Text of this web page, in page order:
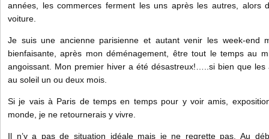
années, les commerces ferment les uns après les autres, alors
voiture.
Je suis une ancienne parisienne et autant venir les week-end
bienfaisante, après mon déménagement, être tout le temps au
angoissant. Mon premier hiver a été désastreux!…..si bien que les
au soleil un ou deux mois.
Si je vais à Paris de temps en temps pour y voir amis,
monde, je ne retournerais y vivre.
Il n’y a pas de situation idéale mais je ne regrette pas. Au